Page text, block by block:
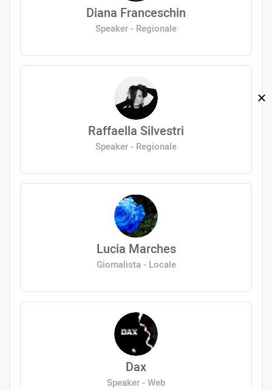
Diana Franceschin
Speaker - Regionale
Raffaella Silvestri
Speaker - Regionale
Lucia Marches
Giornalista - Locale
Dax
Speaker - Web